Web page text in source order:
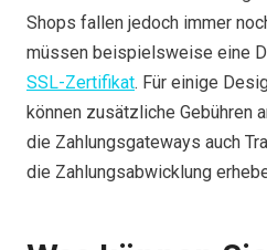
Shops fallen jedoch immer
müssen beispielsweise eine
SSL-Zertifikat. Für einige
können zusätzliche Gebühren
die Zahlungsgateways auch
die Zahlungsabwicklung